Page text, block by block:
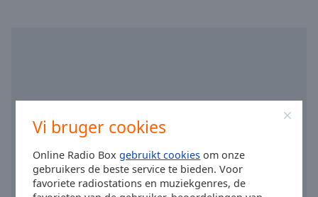
Vi bruger cookies
Online Radio Boxgebruikt cookies om onze
gebruikers de beste service te bieden. Voor
favoriete radiostations en muziekgenres, de
Text
Opacity